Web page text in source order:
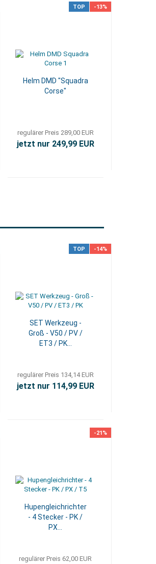
TOP -13%
Helm DMD "Squadra
Corse"
regulärer Preis 289,00 EUR
jetzt nur 249,99 EUR
TOP -14%
SET Werkzeug -
Groß - V50 / PV /
ET3 / PK...
regulärer Preis 134,14 EUR
jetzt nur 114,99 EUR
-21%
Hupengleichrichter
- 4 Stecker - PK /
PX...
regulärer Preis 62,00 EUR